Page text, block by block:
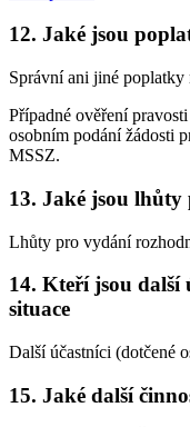
12. Jaké jsou
Správní ani jiné poplatky
Případné ověření
osobním podání žádosti
MSSZ.
13. Jaké jsou
Lhůty pro vydání
14. Kteří jsou další
situace
Další účastníci (dotčené
15. Jaké další